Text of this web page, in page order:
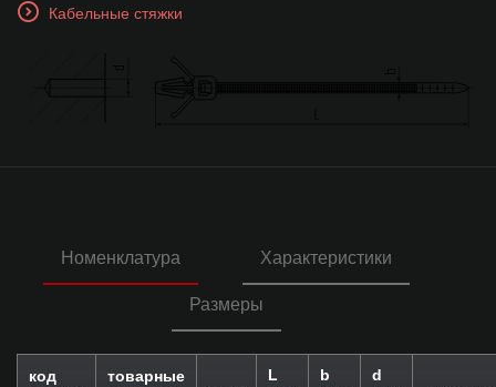
Кабельные стяжки
Номенклатура Характеристики
Размеры
код
товарные
L b d